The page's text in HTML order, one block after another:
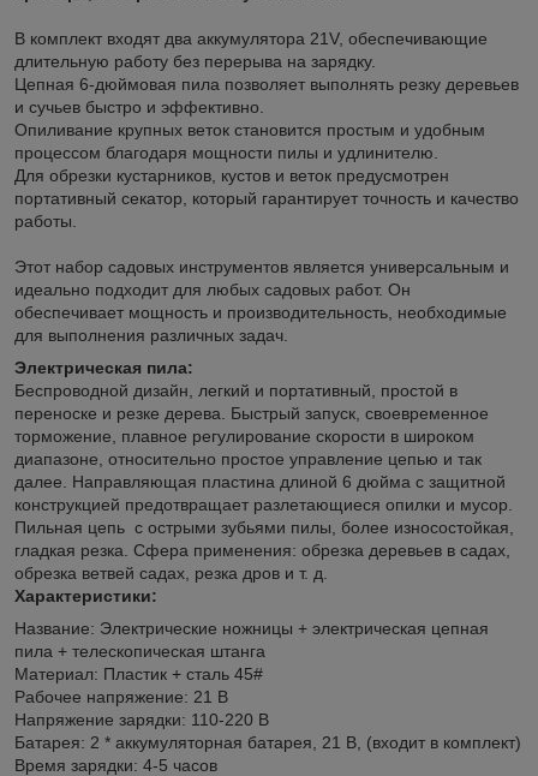
В комплект входят два аккумулятора 21V, обеспечивающие
длительную работу без перерыва на зарядку.
Цепная 6-дюймовая пила позволяет выполнять резку деревьев
и сучьев быстро и эффективно.
Опиливание крупных веток становится простым и удобным
процессом благодаря мощности пилы и удлинителю.
Для обрезки кустарников, кустов и веток предусмотрен
портативный секатор, который гарантирует точность и качество
работы.
Этот набор садовых инструментов является универсальным и
идеально подходит для любых садовых работ. Он
обеспечивает мощность и производительность, необходимые
для выполнения различных задач.
Электрическая пила:
Беспроводной дизайн, легкий и портативный, простой в
переноске и резке дерева. Быстрый запуск, своевременное
торможение, плавное регулирование скорости в широком
диапазоне, относительно простое управление цепью и так
далее. Направляющая пластина длиной 6 дюйма с защитной
конструкцией предотвращает разлетающиеся опилки и мусор.
Пильная цепь с острыми зубьями пилы, более износостойкая,
гладкая резка. Сфера применения: обрезка деревьев в садах,
обрезка ветвей садах, резка дров и т. д.
Характеристики:
Название: Электрические ножницы + электрическая цепная
пила + телескопическая штанга
Материал: Пластик + сталь 45#
Рабочее напряжение: 21 В
Напряжение зарядки: 110-220 В
Батарея: 2 * аккумуляторная батарея, 21 В, (входит в комплект)
Время зарядки: 4-5 часов